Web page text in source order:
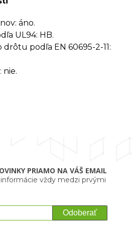
áno.
UL94: HB.
podľa EN 60695-2-11:
nie.
PRIAMO NA VÁŠ EMAIL
vždy medzi prvými
Odoberať